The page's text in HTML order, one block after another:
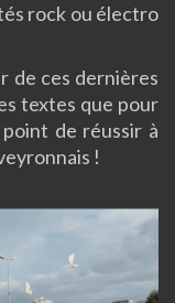
rock ou électro
de ces dernières
textes que pour
de réussir à
!